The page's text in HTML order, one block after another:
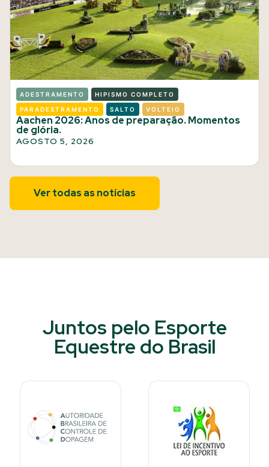
ADESTRAMENTO HIPISMO COMPLETO
PARADESTRAMENTO SALTO VOLTEIO
Aachen 2026: Anos de preparação. Momentos
de glória.
AGOSTO 5, 2026
Ver todas as notícias
Juntos pelo Esporte
Equestre do Brasil​